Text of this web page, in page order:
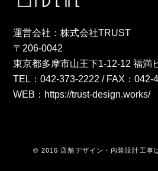
運営会社：株式会社TRUST
〒206-0042
東京都多摩市山王下1-12-12 福満
TEL：042-373-2222 / FAX：042-
WEB： https://trust-design.works/
© 2016 店舗デザイン・内装設計工事